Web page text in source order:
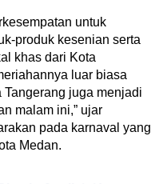
untuk
produk kesenian serta
khas dari Kota
luar biasa
juga menjadi
malam ini,” ujar
pada karnaval yang
Medan.